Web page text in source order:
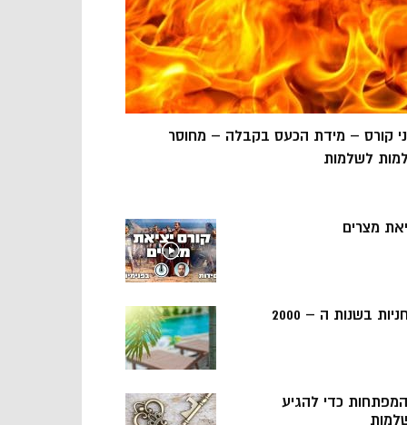
קורס – מידת הכעס בקבלה – מחוסר
לשלמות
מצרים
בשנות ה – 2000
5 המפתחות כדי להגיע